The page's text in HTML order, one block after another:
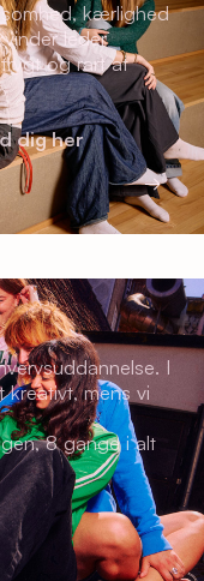
kærlighed
leder
og rart at
dig her
→
I
mens vi
8 gange i alt